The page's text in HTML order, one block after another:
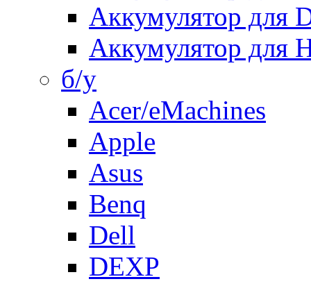
Аккумулятор для
Аккумулятор для
б/у
Acer/eMachines
Apple
Asus
Benq
Dell
DEXP